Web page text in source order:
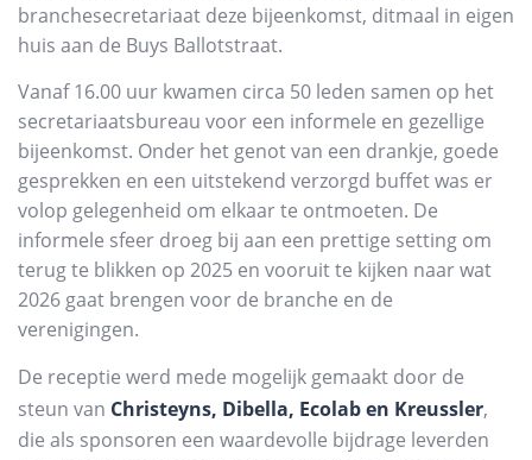
branchesecretariaat deze bijeenkomst, ditmaal in eigen
huis aan de Buys Ballotstraat.
Vanaf 16.00 uur kwamen circa 50 leden samen op het
secretariaatsbureau voor een informele en gezellige
bijeenkomst. Onder het genot van een drankje, goede
gesprekken en een uitstekend verzorgd buffet was er
volop gelegenheid om elkaar te ontmoeten. De
informele sfeer droeg bij aan een prettige setting om
terug te blikken op 2025 en vooruit te kijken naar wat
2026 gaat brengen voor de branche en de
verenigingen.
De receptie werd mede mogelijk gemaakt door de
steun van Christeyns, Dibella, Ecolab en Kreussler,
die als sponsoren een waardevolle bijdrage leverden